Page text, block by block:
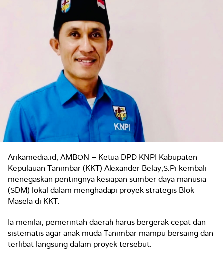
Arikamedia.id, AMBON – Ketua DPD KNPI Kabupaten
Kepulauan Tanimbar (KKT) Alexander Belay,S.Pi kembali
menegaskan pentingnya kesiapan sumber daya manusia
(SDM) lokal dalam menghadapi proyek strategis Blok
Masela di KKT.
Ia menilai, pemerintah daerah harus bergerak cepat dan
sistematis agar anak muda Tanimbar mampu bersaing dan
terlibat langsung dalam proyek tersebut.